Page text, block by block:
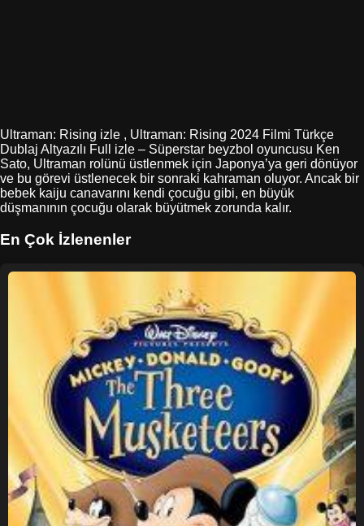
Ultraman: Rising izle , Ultraman: Rising 2024 Filmi Türkçe
Dublaj Altyazılı Full izle – Süperstar beyzbol oyuncusu Ken
Sato, Ultraman rolünü üstlenmek için Japonya’ya geri dönüyor
ve bu görevi üstlenecek bir sonraki kahraman oluyor. Ancak bir
bebek kaiju canavarını kendi çocuğu gibi, en büyük
düşmanının çocuğu olarak büyütmek zorunda kalır.
En Çok İzlenenler